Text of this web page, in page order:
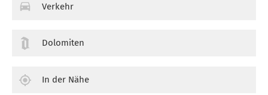
Verkehr
Dolomiten
In der Nähe